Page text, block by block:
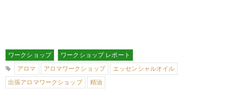
ワークショップ
ワークショップ レポート
アロマ
アロマワークショップ
エッセンシャルオイル
出張アロマワークショップ
精油